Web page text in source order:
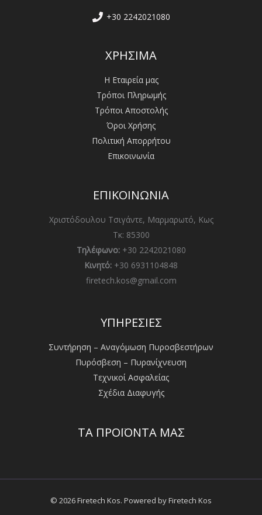
+30 2242021080
ΧΡΗΣΙΜΑ
Η Εταιρεία μας
Τρόποι Πληρωμής
Τρόποι Αποστολής
Όροι Χρήσης
Πολιτική Απορρήτου
Επικοινωνία
ΕΠΙΚΟΙΝΩΝΙΑ
Χριστόδουλου Τσιγάντε, Μαρμαρωτό, Κως
Τκ: 85300
Τηλέφωνο:+30 2242021080
Κινητό: +30 6931104848
firetech.kos@gmail.com
ΥΠΗΡΕΣΙΕΣ
Συντήρηση – Αναγόμωση Πυροσβεστήρων
Πυρόσβεση – Πυρανίχνευση
Τεχνικοί Ασφαλείας
Σχέδια Διαφυγής
ΤΑ ΠΡΟΪΟΝΤΑ ΜΑΣ
© 2026 Firetech Kos. Powered by Firetech Kos